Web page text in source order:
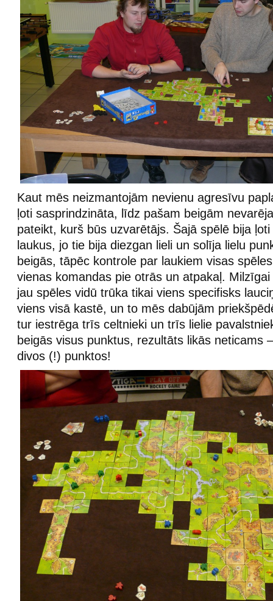
Kaut mēs neizmantojām nevienu agresīvu
ļoti sasprindzināta, līdz pašam beigām
pateikt, kurš būs uzvarētājs. Šajā spēlē bija
laukus, jo tie bija diezgan lieli un solīja lielu
beigās, tāpēc kontrole par laukiem visas
vienas komandas pie otrās un atpakaļ.
jau spēles vidū trūka tikai viens specifisks
viens visā kastē, un to mēs dabūjām
tur iestrēga trīs celtnieki un trīs lielie
beigās visus punktus, rezultāts likās neticams
divos (!) punktos!